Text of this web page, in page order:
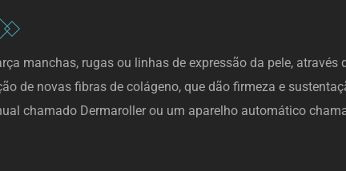
manchas, rugas ou linhas de expressão da pele,
de novas fibras de colágeno, que dão firmeza e
chamado Dermaroller ou um aparelho automático